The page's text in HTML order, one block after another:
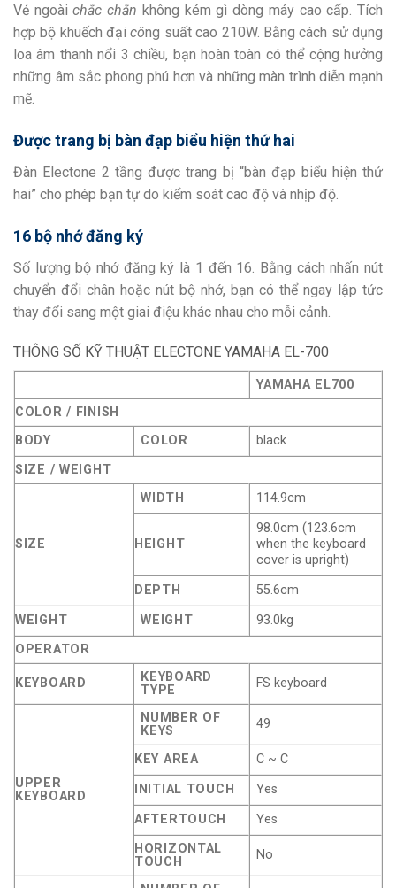
Vẻ ngoàichắc chắn không kém gì dòng máy cao cấp. Tích
hợp bộ khuếch đạicông suất cao 210W. Bằng cách sử dụng
loa âm thanh nổi 3 chiều, bạn hoàn toàn có thể cộng hưởng
những âm sắc phong phú hơn và những màn trình diễn mạnh
mẽ.
Được trang bị bàn đạp biểu hiện thứ hai
Đàn Electone 2 tầng được trang bị “bàn đạp biểu hiện thứ
hai” cho phép bạn tự do kiểm soát cao độ và nhịp độ.
16 bộ nhớ đăng ký
Số lượng bộ nhớ đăng ký là 1 đến 16. Bằng cách nhấn nút
chuyển đổi chân hoặc nút bộ nhớ, bạn có thể ngay lập tức
thay đổi sang một giai điệu khác nhau cho mỗi cảnh.
THÔNG SỐ KỸ THUẬT ELECTONE YAMAHA EL-700
YAMAHA EL700
COLOR / FINISH
BODY
COLOR
black
SIZE / WEIGHT
SIZE
WIDTH 114.9cm
HEIGHT
98.0cm (123.6cm
when the keyboard
cover is upright)
DEPTH
55.6cm
WEIGHT
WEIGHT
93.0kg
OPERATOR
KEYBOARD
KEYBOARD
TYPE
FS keyboard
UPPER
KEYBOARD
NUMBER OF
KEYS
49
KEY AREA
C ~ C
INITIAL TOUCH
Yes
AFTERTOUCH
Yes
HORIZONTAL
TOUCH
No